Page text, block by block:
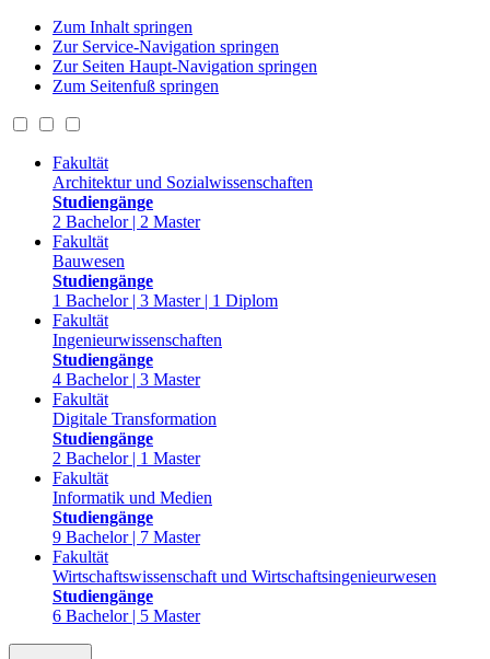
Zum Inhalt springen
Zur Service-Navigation springen
Zur Seiten Haupt-Navigation springen
Zum Seitenfuß springen
Fakultät
Architektur und Sozialwissenschaften
Studiengänge
2 Bachelor | 2 Master
Fakultät
Bauwesen
Studiengänge
1 Bachelor | 3 Master | 1 Diplom
Fakultät
Ingenieurwissenschaften
Studiengänge
4 Bachelor | 3 Master
Fakultät
Digitale Transformation
Studiengänge
2 Bachelor | 1 Master
Fakultät
Informatik und Medien
Studiengänge
9 Bachelor | 7 Master
Fakultät
Wirtschaftswissenschaft und Wirtschaftsingenieurwesen
Studiengänge
6 Bachelor | 5 Master